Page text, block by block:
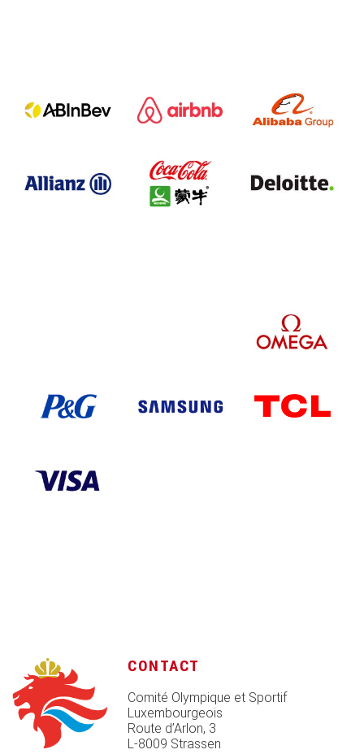
CONTACT
Comité Olympique et Sportif
Luxembourgeois
Route d’Arlon, 3
L-8009 Strassen